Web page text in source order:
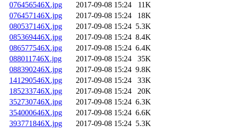
076456546X.jpg
2017-09-08 15:24
11K
076457146X.jpg
2017-09-08 15:24
18K
080537146X.jpg
2017-09-08 15:24 5.3K
085369446X.jpg
2017-09-08 15:24 8.4K
086577546X.jpg
2017-09-08 15:24 6.4K
088011746X.jpg
2017-09-08 15:24
35K
088390246X.jpg
2017-09-08 15:24 9.8K
141290546X.jpg
2017-09-08 15:24
33K
185233746X.jpg
2017-09-08 15:24
20K
352730746X.jpg
2017-09-08 15:24 6.3K
354000646X.jpg
2017-09-08 15:24 6.6K
393771846X.jpg
2017-09-08 15:24 5.3K